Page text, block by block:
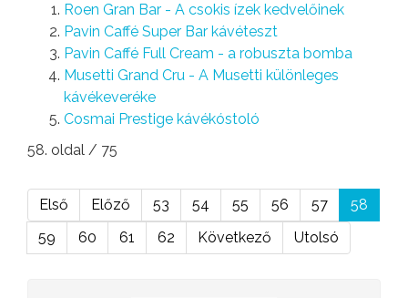
Roen Gran Bar - A csokis ízek kedvelőinek
Pavin Caffé Super Bar kávéteszt
Pavin Caffé Full Cream - a robuszta bomba
Musetti Grand Cru - A Musetti különleges
kávékeveréke
Cosmai Prestige kávékóstoló
58. oldal / 75
Első Előző 53 54 55 56 57
58
59
60 61 62 Következő Utolsó